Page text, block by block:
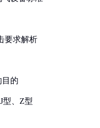
要求解析
的
型、Z型